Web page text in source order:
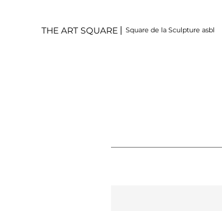
THE ART SQUARE Square de la Sculpture asbl